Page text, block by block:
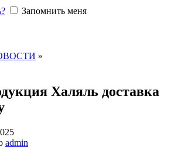
Запомнить меня
»
Халяль доставка
admin